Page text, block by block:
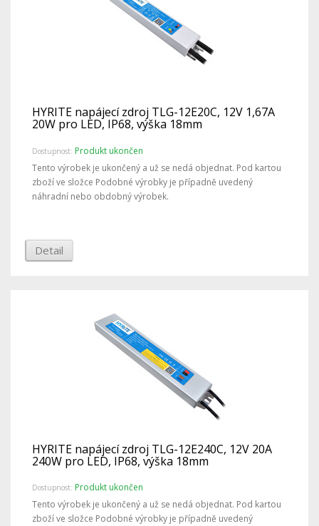
HYRITE napájecí zdroj TLG-12E20C, 12V 1,67A
20W pro LED, IP68, výška 18mm
Dostupnost: Produkt ukončen
Tento výrobek je ukončený a už se nedá objednat. Pod kartou
zboží ve složce Podobné výrobky je případně uvedený
náhradní nebo obdobný výrobek.
Detail
HYRITE napájecí zdroj TLG-12E240C, 12V 20A
240W pro LED, IP68, výška 18mm
Dostupnost: Produkt ukončen
Tento výrobek je ukončený a už se nedá objednat. Pod kartou
zboží ve složce Podobné výrobky je případně uvedený